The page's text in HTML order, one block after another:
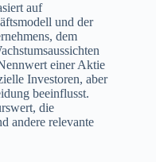
auf
und der
dem
einer Aktie
Investoren, aber
beeinflusst.
die
andere relevante